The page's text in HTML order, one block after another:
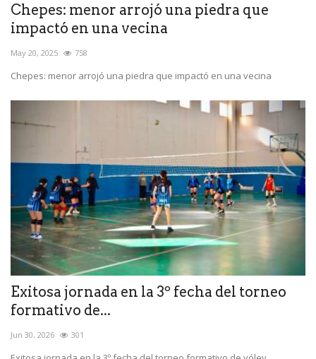
Chepes: menor arrojó una piedra que
impactó en una vecina
May 20, 2025 758
Chepes: menor arrojó una piedra que impactó en una vecina
Exitosa jornada en la 3º fecha del torneo
formativo de...
Jun 30, 2026 301